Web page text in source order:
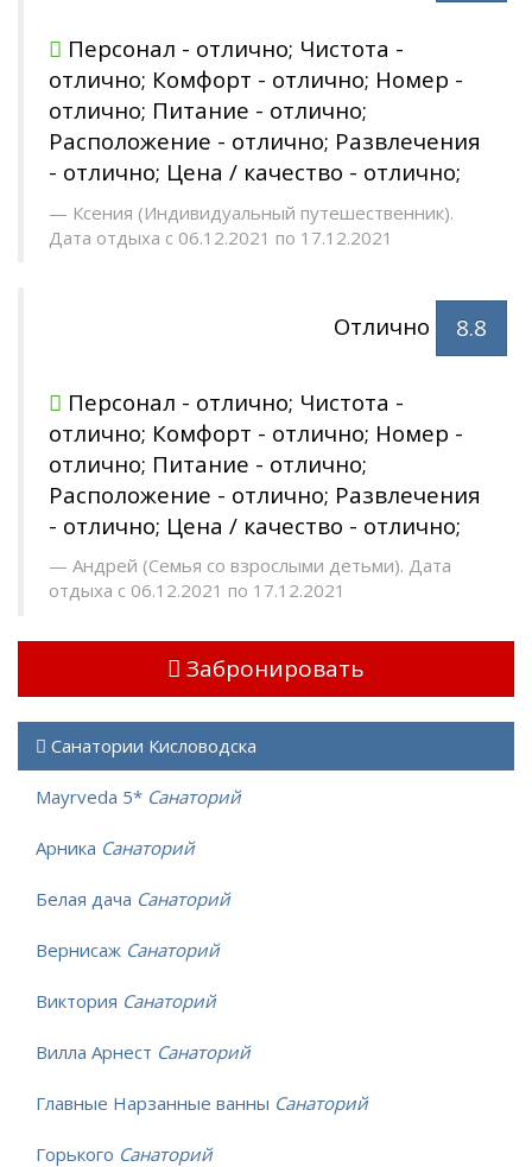
Персонал - отлично; Чистота -
отлично; Комфорт - отлично; Номер -
отлично; Питание - отлично;
Расположение - отлично; Развлечения
- отлично; Цена / качество - отлично;
Ксения (Индивидуальный путешественник).
Дата отдыха с 06.12.2021 по 17.12.2021
Отлично 8.8
Персонал - отлично; Чистота -
отлично; Комфорт - отлично; Номер -
отлично; Питание - отлично;
Расположение - отлично; Развлечения
- отлично; Цена / качество - отлично;
Андрей (Семья со взрослыми детьми). Дата
отдыха с 06.12.2021 по 17.12.2021
Забронировать
Санатории Кисловодска
Mayrveda 5* Санаторий
Арника Санаторий
Белая дача Санаторий
Вернисаж Санаторий
Виктория Санаторий
Вилла Арнест Санаторий
Главные Нарзанные ванны Санаторий
Горького Санаторий